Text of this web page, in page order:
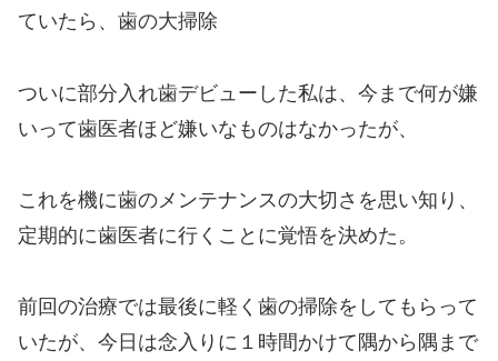
ていたら、歯の大掃除
ついに部分入れ歯デビューした私は、今まで何が嫌
いって歯医者ほど嫌いなものはなかったが、
これを機に歯のメンテナンスの大切さを思い知り、
定期的に歯医者に行くことに覚悟を決めた。
前回の治療では最後に軽く歯の掃除をしてもらって
いたが、今日は念入りに１時間かけて隅から隅まで